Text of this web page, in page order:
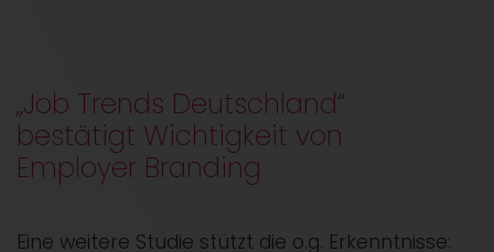
„Job Trends Deutschland“
bestätigt Wichtigkeit von
Employer Branding
Eine weitere Studie stützt die o.g. Erkenntnisse: